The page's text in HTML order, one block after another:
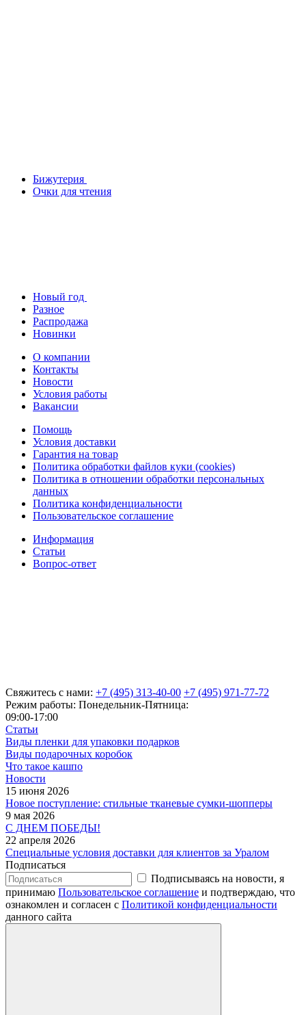
Бижутерия
Очки для чтения
Новый год
Разное
Распродажа
Новинки
О компании
Контакты
Новости
Условия работы
Вакансии
Помощь
Условия доставки
Гарантия на товар
Политика обработки файлов куки (cookies)
Политика в отношении обработки персональных
данных
Политика конфиденциальности
Пользовательское соглашение
Информация
Статьи
Вопрос-ответ
Свяжитесь с нами: +7 (495) 313-40-00 +7 (495) 971-77-72
Режим работы: Понедельник-Пятница:
09:00-17:00
Статьи
Виды пленки для упаковки подарков
Виды подарочных коробок
Что такое кашпо
Новости
15 июня 2026
Новое поступление: стильные тканевые сумки-шопперы
9 мая 2026
С ДНЕМ ПОБЕДЫ!
22 апреля 2026
Специальные условия доставки для клиентов за Уралом
Подписаться
Подписываясь на новости, я
принимаю Пользовательское соглашение и подтверждаю, что
ознакомлен и согласен с Политикой конфиденциальности
данного сайта